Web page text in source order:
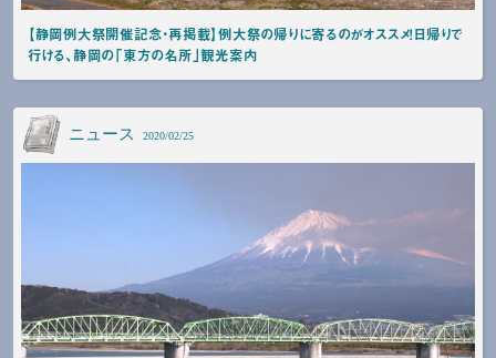
【静岡例大祭開催記念・再掲載】例大祭の帰りに寄るのがオススメ！日帰りで
行ける、静岡の「東方の名所」観光案内
ニュース 2020/02/25